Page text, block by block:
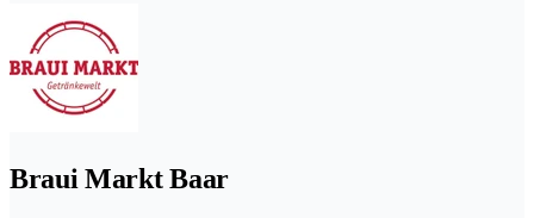
Braui Markt Baar